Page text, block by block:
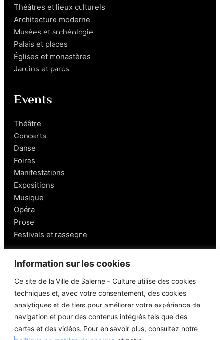
Information sur les cookies
Ce site de la Ville de Salerne – Culture utilise des cookies
techniques et, avec votre consentement, des cookies
analytiques et de tiers pour améliorer votre expérience de
navigation et pour des contenus intégrés tels que des
cartes et des vidéos. Pour en savoir plus, consultez notre
Théâtres et lieux culturels
Architecture moderne
Musées et archéologie
Palais et places
Églises et monastères
Jardins et parcs
Events
Théâtre
Concerts
Danse
Foires
Manifestations
Expositions
Musique
Opéra
Prose
Festivals et rassegne
Salerno
Personnages
Gastronomie et vins
Mobilité à Salerne
Lieux aux alentours
Liens utiles